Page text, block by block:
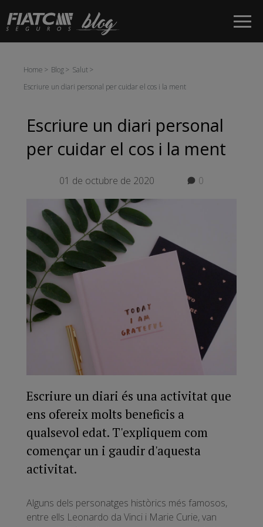
Salta al contingut principal
Home Blog
Salut
Escriure un diari personal per cuidar el cos i la ment
Escriure un diari personal
per cuidar el cos i la ment
01 de octubre de 2020 0
Escriure un diari és una activitat que
ens ofereix molts beneficis a
qualsevol edat. T'expliquem com
començar un i gaudir d'aquesta
activitat.
Alguns dels personatges històrics més famosos,
entre ells Leonardo da Vinci i Marie Curie, van